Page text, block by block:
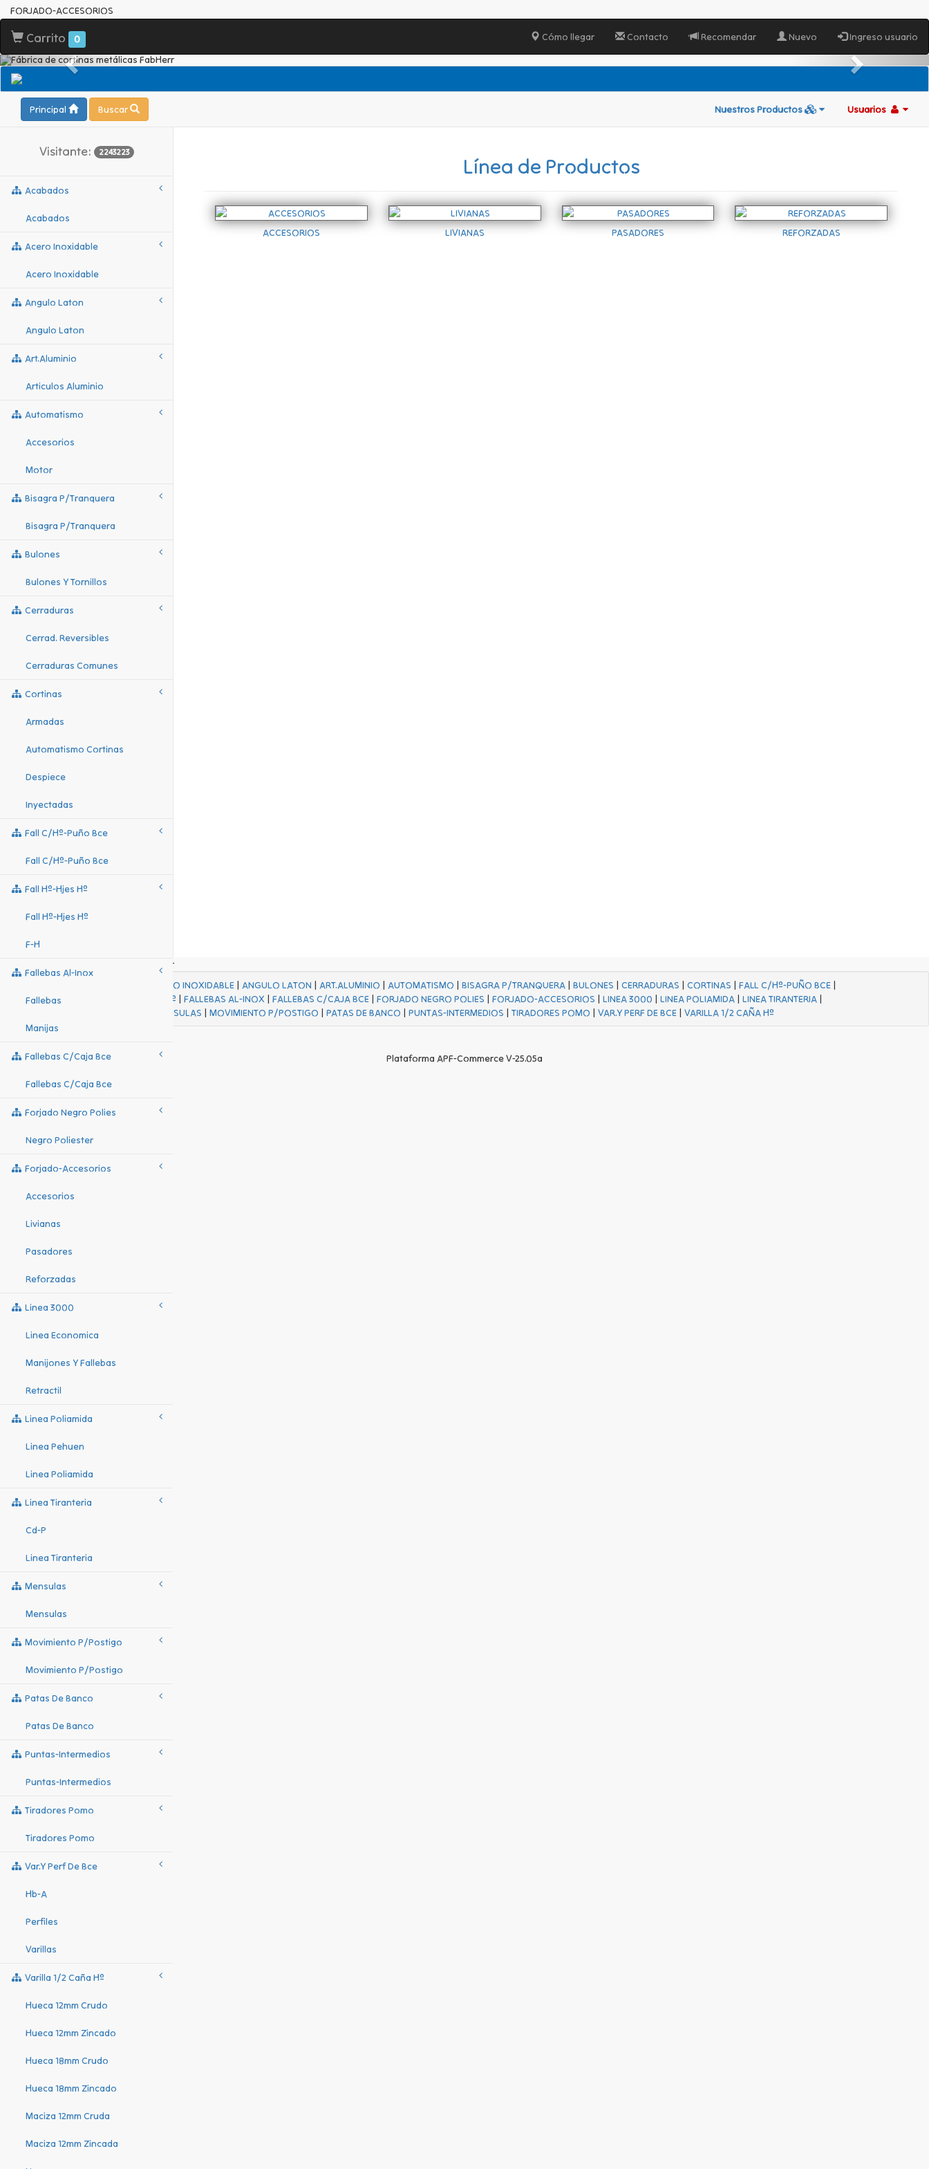
FORJADO-ACCESORIOS
Carrito 0 Cómo llegar Contacto Recomendar Nuevo Ingreso usuario
Principal Buscar Nuestros Productos Usuarios
Visitante: 2243223
Acabados
Acabados
Acero Inoxidable
Acero Inoxidable
Angulo Laton
Angulo Laton
Art.aluminio
Articulos Aluminio
Automatismo
Accesorios
Motor
Bisagra P/tranquera
Bisagra P/tranquera
Bulones
Bulones Y Tornillos
Cerraduras
Cerrad. Reversibles
Cerraduras Comunes
Cortinas
Armadas
Automatismo Cortinas
Despiece
Inyectadas
Fall C/hº-Puño Bce
Fall C/hº-Puño Bce
Fall Hº-Hjes Hº
Fall Hº-Hjes Hº
F-H
Fallebas Al-Inox
Fallebas
Manijas
Fallebas C/caja Bce
Fallebas C/caja Bce
Forjado Negro Polies
Negro Poliester
Forjado-Accesorios
Accesorios
Livianas
Pasadores
Reforzadas
Linea 3000
Linea Economica
Manijones Y Fallebas
Retractil
Linea Poliamida
Linea Pehuen
Linea Poliamida
Linea Tiranteria
Cd-P
Linea Tiranteria
Mensulas
Mensulas
Movimiento P/postigo
Movimiento P/postigo
Patas De Banco
Patas De Banco
Puntas-Intermedios
Puntas-Intermedios
Tiradores Pomo
Tiradores Pomo
Var.y Perf De Bce
Hb-A
Perfiles
Varillas
Varilla 1/2 Caña Hº
Hueca 12mm Crudo
Hueca 12mm Zincado
Hueca 18mm Crudo
Hueca 18mm Zincado
Maciza 12mm Cruda
Maciza 12mm Zincada
Línea de Productos
ACCESORIOS LIVIANAS PASADORES REFORZADAS
ACERO INOXIDABLE| ANGULO LATON | ART.ALUMINIO | AUTOMATISMO | BISAGRA P/TRANQUERA| BULONES | CERRADURAS | CORTINAS | FALL C/Hº-PUÑO BCE|
FALL Hº-HJES Hº |FALLEBAS AL-INOX |FALLEBAS C/CAJA BCE |FORJADO NEGRO POLIES |FORJADO-ACCESORIOS |LINEA 3000 |LINEA POLIAMIDA |LINEA TIRANTERIA |
MENSULAS | MOVIMIENTO P/POSTIGO | PATAS DE BANCO | PUNTAS-INTERMEDIOS | TIRADORES POMO | VAR.Y PERF DE BCE| VARILLA 1/2 CAÑA Hº
Plataforma APF-Commerce V-25.05a